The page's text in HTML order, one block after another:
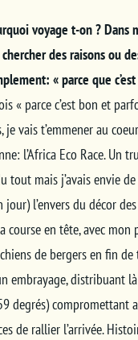
voyage t-on ? Dans
des raisons ou
« parce que
« parce c’est bon et
je vais t’emmener au
l’Africa Eco Race. Un
tout mais j’avais envie
l’envers du décor
course en tête, avec mon
de bergers en fin de
embrayage, distribuant là
degrés) compromettant
de rallier l’arrivée.